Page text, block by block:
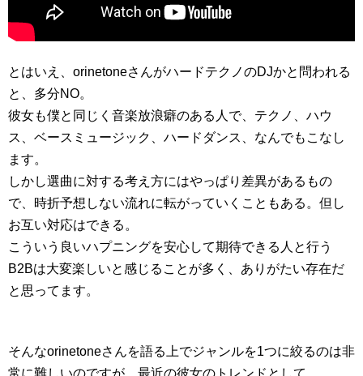
とはいえ、orinetoneさんがハードテクノのDJかと問われる
と、多分NO。
彼女も僕と同じく音楽放浪癖のある人で、テクノ、ハウ
ス、ベースミュージック、ハードダンス、なんでもこなし
ます。
しかし選曲に対する考え方にはやっぱり差異があるもの
で、時折予想しない流れに転がっていくこともある。但し
お互い対応はできる。
こういう良いハプニングを安心して期待できる人と行う
B2Bは大変楽しいと感じることが多く、ありがたい存在だ
と思ってます。
そんなorinetoneさんを語る上でジャンルを1つに絞るのは非
常に難しいのですが、最近の彼女のトレンドとして